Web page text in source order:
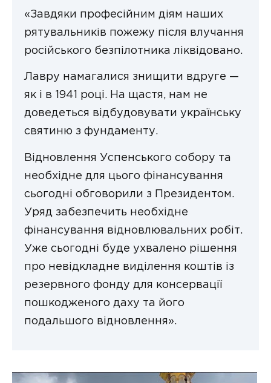
«Завдяки професійним діям наших
рятувальників пожежу після влучання
російського безпілотника ліквідовано.
Лавру намагалися знищити вдруге —
як і в 1941 році. На щастя, нам не
доведеться відбудовувати українську
святиню з фундаменту.
Відновлення Успенського собору та
необхідне для цього фінансування
сьогодні обговорили з Президентом.
Уряд забезпечить необхідне
фінансування відновлювальних робіт.
Уже сьогодні буде ухвалено рішення
про невідкладне виділення коштів із
резервного фонду для консервації
пошкодженого даху та його
подальшого відновлення».